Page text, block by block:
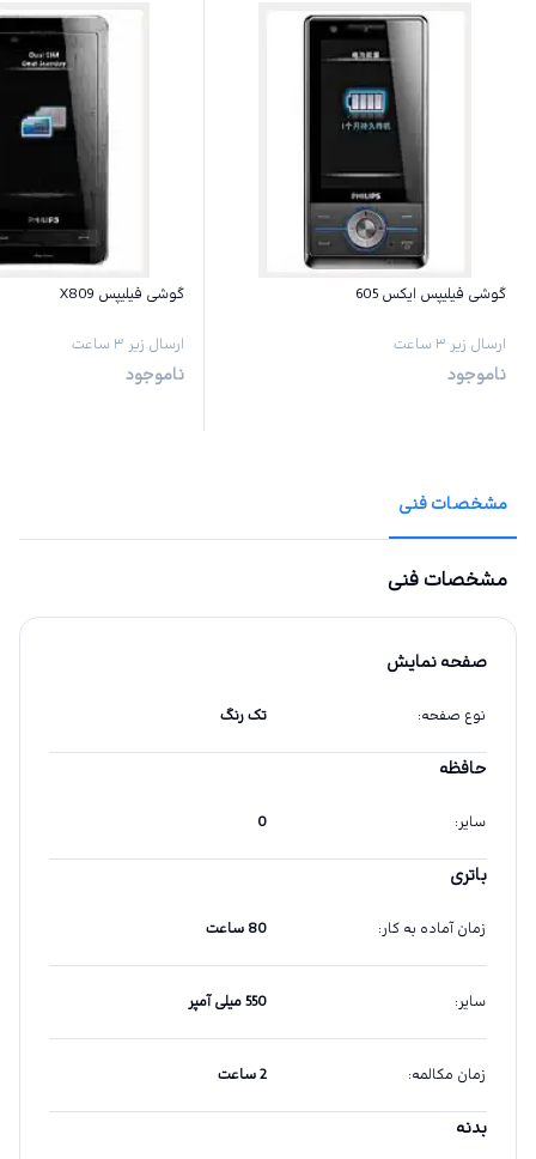
گوشی فیلیپس ایکس 605
ارسال زیر ۳ ساعت
ناموجود
گوشی فیلیپس X809
ارسال زیر ۳ ساعت
ناموجود
مشخصات فنی
مشخصات فنی
صفحه نمایش
نوع صفحه: تک رنگ
حافظه
سایر:
0
باتری
زمان آماده به کار: 80 ساعت
سایر: 550 میلی آمپر
زمان مکالمه: 2 ساعت
بدنه